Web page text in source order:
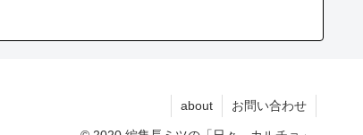
about お問い合わせ